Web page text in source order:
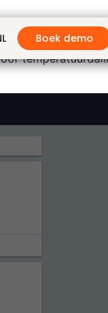
Boek demo